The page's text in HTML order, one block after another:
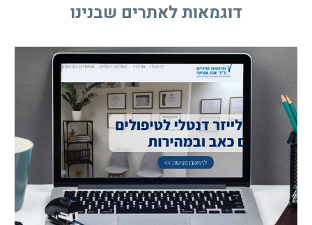
דוגמאות לאתרים שבנינו